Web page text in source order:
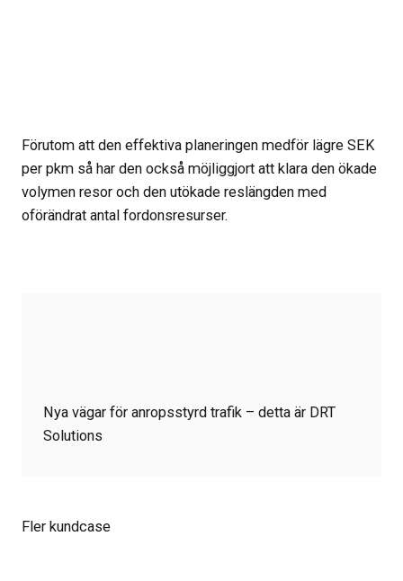
Förutom att den effektiva planeringen medför lägre SEK
per pkm så har den också möjliggjort att klara den ökade
volymen resor och den utökade reslängden med
oförändrat antal fordonsresurser.
Nya vägar för anropsstyrd trafik – detta är DRT
Solutions
Fler kundcase